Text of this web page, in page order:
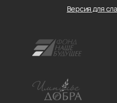
Версия для